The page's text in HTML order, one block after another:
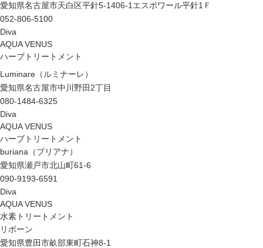
愛知県名古屋市天白区平針5-1406-1エスポワール平針1Ｆ
052-806-5100
Diva
AQUA VENUS
ハーブトリートメント
Luminare（ルミナーレ）
愛知県名古屋市中川野田2丁目
080-1484-6325
Diva
AQUA VENUS
ハーブトリートメント
buriana（ブリアナ）
愛知県瀬戸市北山町61-6
090-9193-6591
Diva
AQUA VENUS
水素トリートメント
リボーン
愛知県豊田市畝部東町石神8-1